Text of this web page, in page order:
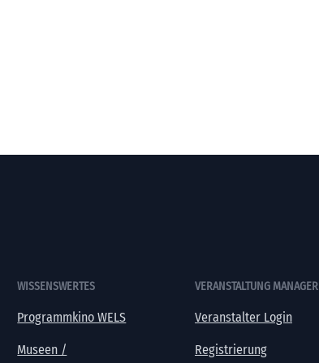
WISSENSWERTES
Programmkino WELS
Museen /
VERANSTALTUNG MANAGER
Veranstalter Login
Registrierung